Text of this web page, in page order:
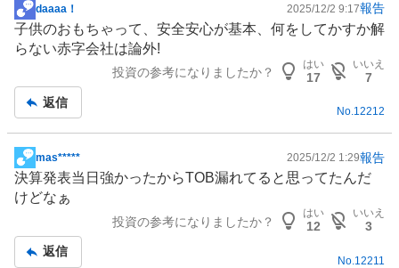
掲
示
板
daaaa！ 2025/12/2 9:17報告
子供のおもちゃって、安全安心が基本、何をしてかすか解
らない赤字会社は論外!
投資の参考になりましたか？
はい
17
いいえ
7
返信
No.12212
掲
示
板
mas***** 2025/12/2 1:29報告
決算発表当日強かったからTOB漏れてると思ってたんだ
けどなぁ
投資の参考になりましたか？
はい
12
いいえ
3
返信
No. 12211